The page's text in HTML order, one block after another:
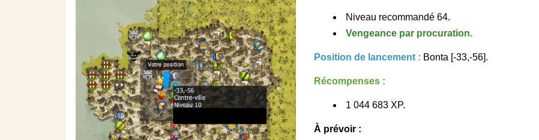
Niveau recommandé 64.
Vengeance par procuration.
Position de lancement : Bonta [-33,-56].
Récompenses :
1 044 683 XP.
À prévoir :